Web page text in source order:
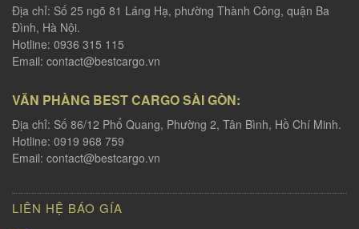
Địa chỉ: Số 25 ngõ 81 Láng Hạ, phường Thành Công, quận Ba
Đình, Hà Nội.
Hotline: 0936 315 115
Email: contact@bestcargo.vn
VĂN PHÀNG BEST CARGO SÀI GÒN:
Địa chỉ: Số 86/12 Phổ Quang, Phường 2, Tân Bình, Hồ Chí Minh.
Hotline: 0919 968 759
Email: contact@bestcargo.vn
LIÊN HỆ BÁO GÍA